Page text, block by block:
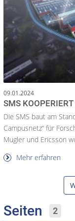
09.01.2024
SMS
Die SMS baut am
Campusnetz“ für
Mugler und Ericsson
Mehr erfahren
Seiten 2